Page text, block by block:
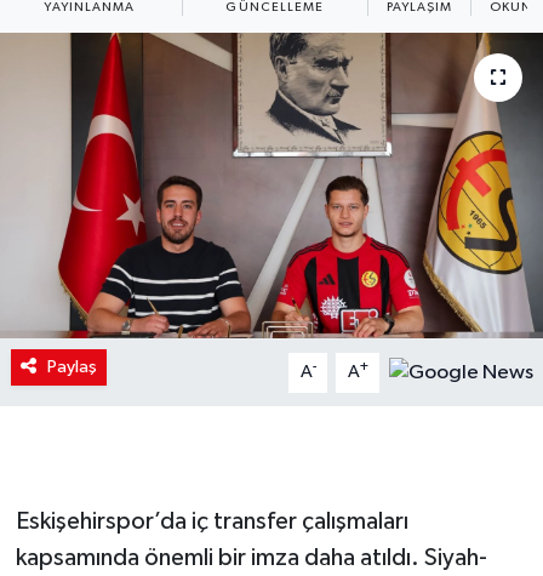
YAYINLANMA GÜNCELLEME PAYLAŞIM
Paylaş A- A+
Eskişehirspor’da iç transfer çalışmaları
kapsamında önemli bir imza daha atıldı. Siyah-